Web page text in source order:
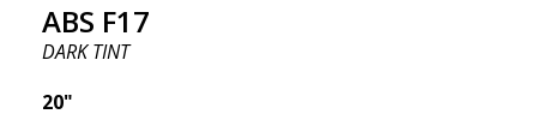
ABS F17
DARK TINT
20"